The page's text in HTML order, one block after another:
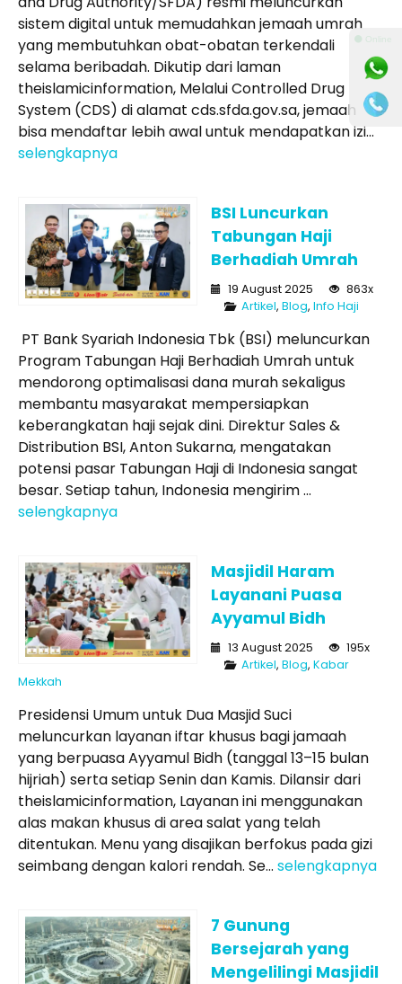
sistem digital untuk memudahkan jemaah umrah
yang membutuhkan obat-obatan terkendali
selama beribadah. Dikutip dari laman
theislamicinformation, Melalui Controlled Drug
System (CDS) di alamat cds.sfda.gov.sa, jemaah
bisa mendaftar lebih awal untuk mendapatkan izi...
selengkapnya
BSI Luncurkan
Tabungan Haji
Berhadiah Umrah
19 August 2025
863x
Artikel, Blog, Info Haji
PT Bank Syariah Indonesia Tbk (BSI) meluncurkan
Program Tabungan Haji Berhadiah Umrah untuk
mendorong optimalisasi dana murah sekaligus
membantu masyarakat mempersiapkan
keberangkatan haji sejak dini. Direktur Sales &
Distribution BSI, Anton Sukarna, mengatakan
potensi pasar Tabungan Haji di Indonesia sangat
besar. Setiap tahun, Indonesia mengirim ...
selengkapnya
Masjidil Haram
Layanani Puasa
Ayyamul Bidh
13 August 2025
195x
Artikel, Blog, Kabar
Mekkah
Presidensi Umum untuk Dua Masjid Suci
meluncurkan layanan iftar khusus bagi jamaah
yang berpuasa Ayyamul Bidh (tanggal 13–15 bulan
hijriah) serta setiap Senin dan Kamis. Dilansir dari
theislamicinformation, Layanan ini menggunakan
alas makan khusus di area salat yang telah
ditentukan. Menu yang disajikan berfokus pada gizi
seimbang dengan kalori rendah. Se... selengkapnya
7 Gunung
Bersejarah yang
Mengelilingi Masjidil
⚫ Online